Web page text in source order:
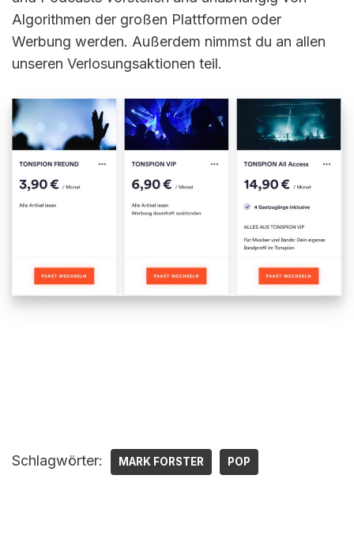
Algorithmen der großen Plattformen oder
Werbung werden. Außerdem nimmst du an allen
unseren Verlosungsaktionen teil.
Schlagwörter: MARK FORSTER POP